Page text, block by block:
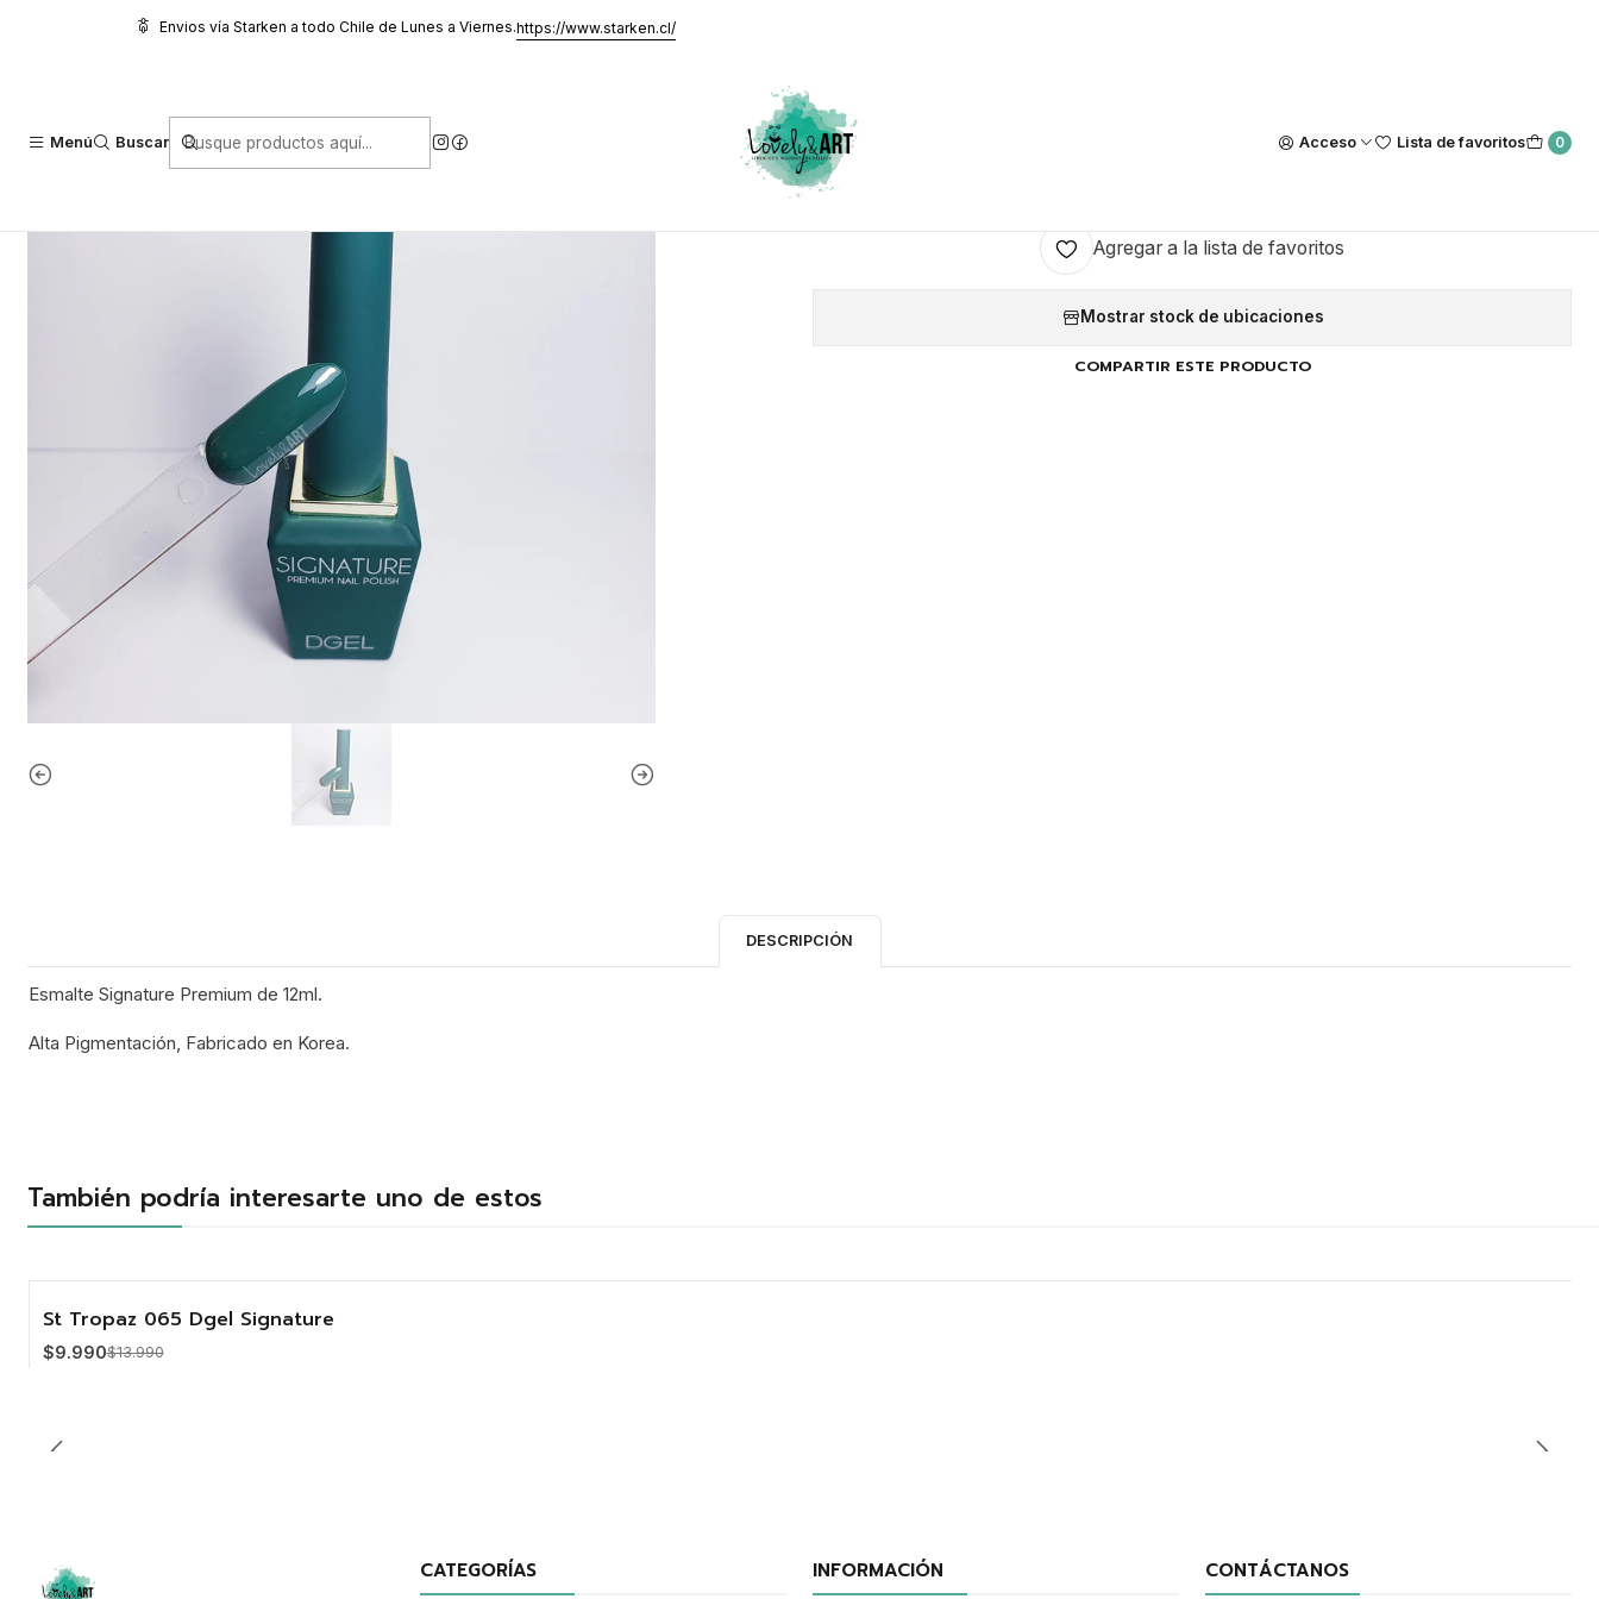
Menú Buscar Acceso Lista de favoritos 0
Envios vía Starken a todo Chile de Lunes a Viernes.https://www.starken.cl/
Manicure Esmaltes Permanente Dgel Signature Stromboli 050 Dgel Signature
Stromboli 050 Dgel Signature
Cantidad
Agregar a la lista de favoritos
Mostrar stock de ubicaciones
COMPARTIR ESTE PRODUCTO
DESCRIPCIÓN
Esmalte Signature Premium de 12ml.
Alta Pigmentación, Fabricado en Korea.
También podría interesarte uno de estos
-29%
St Tropaz 065 Dgel Signature
$9.990$13.990
CATEGORÍAS INFORMACIÓN CONTÁCTANOS